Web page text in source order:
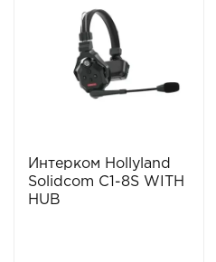
Интерком Hollyland
Solidcom C1-8S WITH
HUB